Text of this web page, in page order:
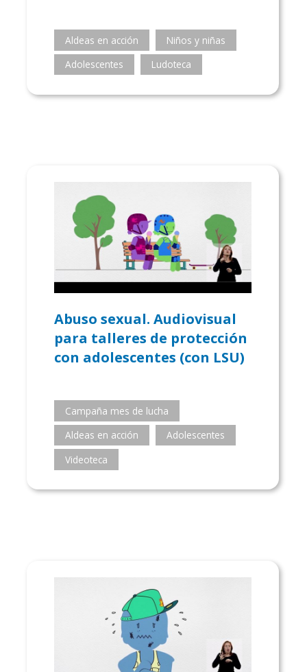
Aldeas en acción
Niños y niñas
Adolescentes
Ludoteca
Abuso sexual. Audiovisual
para talleres de protección
con adolescentes (con LSU)
Campaña mes de lucha
Aldeas en acción
Adolescentes
Videoteca